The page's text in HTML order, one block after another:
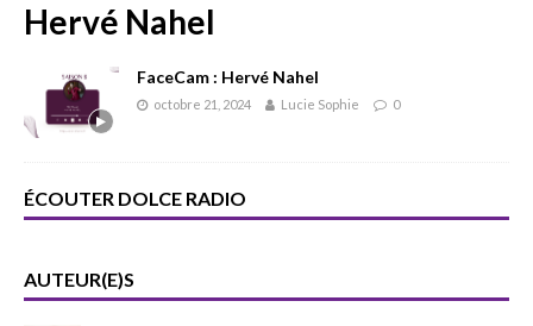
Hervé Nahel
FaceCam : Hervé Nahel
octobre 21, 2024 Lucie Sophie 0
ÉCOUTER DOLCE RADIO
AUTEUR(E)S